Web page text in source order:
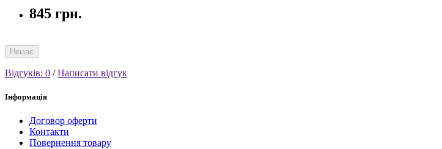
845 грн.
Немає
Відгуків: 0 /Написати відгук
Інформація
Договор оферти
Контакти
Повернення товару